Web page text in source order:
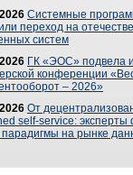
Системные
переход на
систем
ГК «ЭОС» подвела
конференции
– 2026»
От
self-service: эксперты
парадигмы на рынке